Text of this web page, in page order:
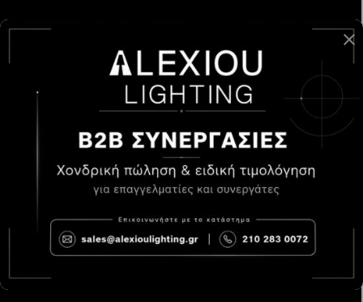
Κατάστημα Χαλάνδρι:Σαρανταπόρου 55, 15232, Χαλάνδρι
sales@alexioulighting.gr
210 283 0072
6983123181